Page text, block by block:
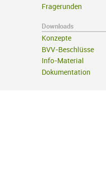
Fragerunden
Downloads
Konzepte
BVV-Beschlüsse
Info-Material
Dokumentation